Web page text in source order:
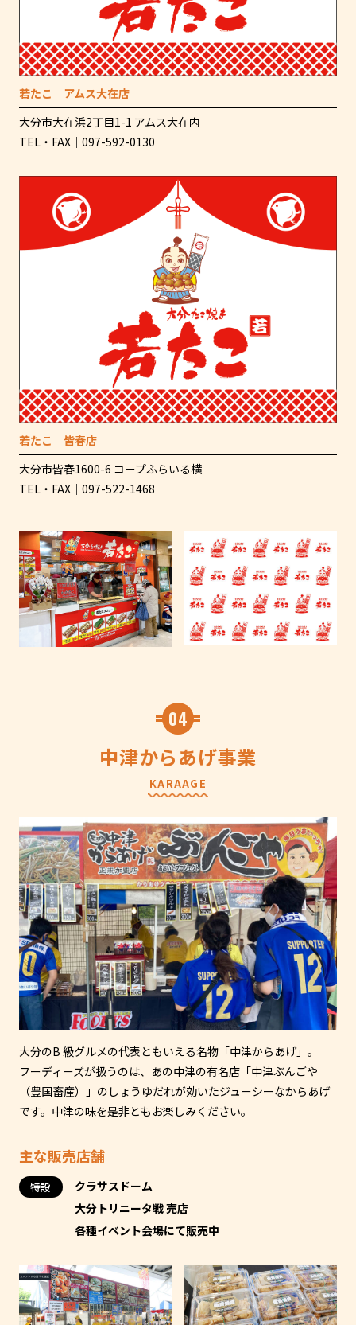
若たこ アムス大在店
大分市大在浜2丁目1-1 アムス大在内
TEL・FAX｜097-592-0130
若たこ 皆春店
大分市皆春1600-6 コープふらいる横
TEL・FAX｜097-522-1468
04
中津からあげ事業
KARAAGE
大分のB 級グルメの代表ともいえる名物「中津からあげ」。
フーディーズが扱うのは、あの中津の有名店「中津ぶんごや
（豊国畜産）」のしょうゆだれが効いたジューシーなからあげ
です。中津の味を是非ともお楽しみください。
主な販売店舗
特設
クラサスドーム
大分トリニータ戦 売店
各種イベント会場にて販売中